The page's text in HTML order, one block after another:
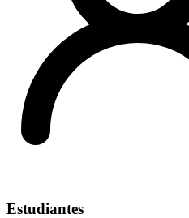
Estudiantes